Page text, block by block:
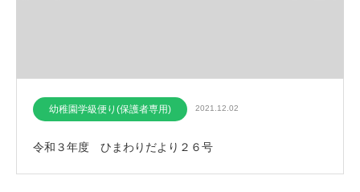
幼稚園学級便り(保護者専用) 2021.12.02
令和３年度 ひまわりだより２６号